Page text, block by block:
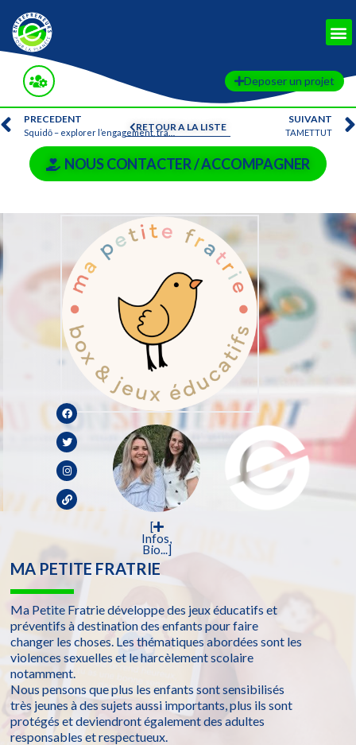
Deposer un projet
RETOUR A LA LISTE
PRECEDENT
Squidō – explorer l’engagement, tracer la voie
SUIVANT
TAMETTUT
NOUS CONTACTER / ACCOMPAGNER
[
Infos,
Bio...]
MA PETITE FRATRIE
Ma Petite Fratrie développe des jeux éducatifs et
préventifs à destination des enfants pour faire
changer les choses. Les thématiques abordées sont les
violences sexuelles et le harcèlement scolaire
notamment.
Nous pensons que plus les enfants sont sensibilisés
très jeunes à des sujets aussi importants, plus ils sont
protégés et deviendront également des adultes
responsables et respectueux.